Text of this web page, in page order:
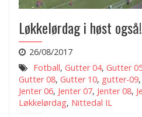
Løkkelørdag i høst også!
26/08/2017
Fotball, Gutter 04, Gutter
Gutter 08, Gutter 10, gutter-09,
Jenter 06, Jenter 07, Jenter 08,
Løkkelørdag, Nittedal IL